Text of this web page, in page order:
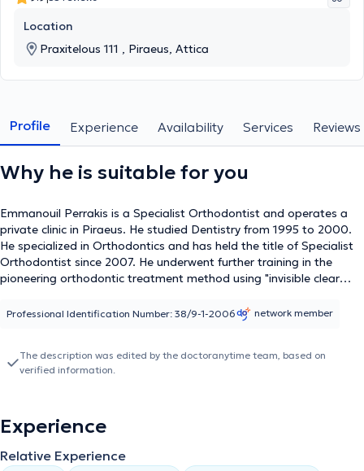
Location
Praxitelous 111 , Piraeus, Attica
Profile Experience Availability Services Reviews
Why he is suitable for you
Emmanouil Perrakis is a Specialist Orthodontist and operates a
private clinic in Piraeus. He studied Dentistry from 1995 to 2000.
He specialized in Orthodontics and has held the title of Specialist
Orthodontist since 2007. He underwent further training in the
pioneering orthodontic treatment method using "invisible clear
of treatments to date, including "skeletal Class II and III
Piraeus and annually visits dozens of schools, providing his services
voluntarily. Finally, he is a founding member of the Scientific
Professional Identification Number: 38/9-1-2006 network member
The description was edited by the doctoranytime team, based on
verified information.
Experience
Relative Experience